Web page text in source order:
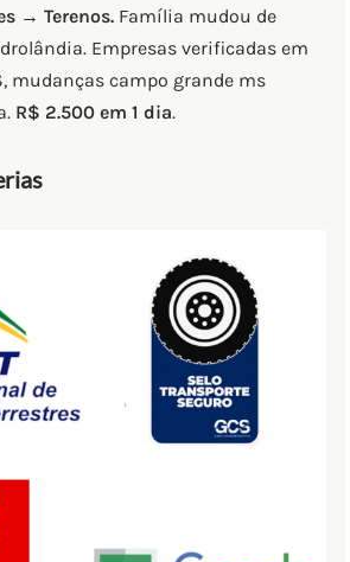
→ Terenos. Família mudou de
Empresas verificadas em
mudanças campo grande ms
R$ 2.500 em 1 dia.